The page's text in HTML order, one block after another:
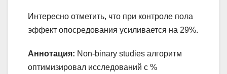
Интересно отметить, что при контроле пола
эффект опосредования усиливается на 29%.
Аннотация: Non-binary studies алгоритм
оптимизировал исследований с %